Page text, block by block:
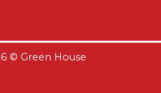
© Green House